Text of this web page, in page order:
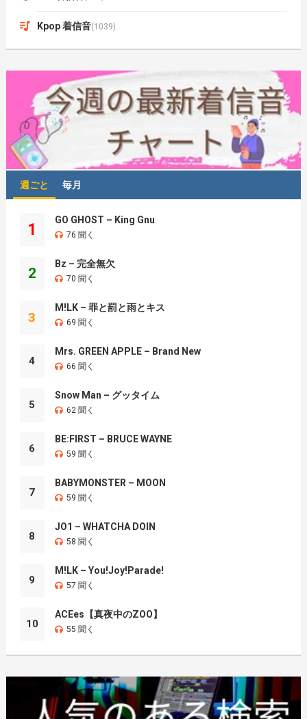
Kpop 着信音(1039)
週ごと 毎月
1
GO GHOST – King Gnu
76 聞く
2
Bz – 完全無欠
70 聞く
3
M!LK – 罪と罰と雨とキス
69 聞く
4
Mrs. GREEN APPLE – Brand New
66 聞く
5
Snow Man – グッタイム
62 聞く
6
BE:FIRST – BRUCE WAYNE
59 聞く
7
BABYMONSTER – MOON
59 聞く
8
JO1 – WHATCHA DOIN
58 聞く
9
M!LK – You!Joy!Parade!
57 聞く
10
ACEes【真夜中のZOO】
55 聞く